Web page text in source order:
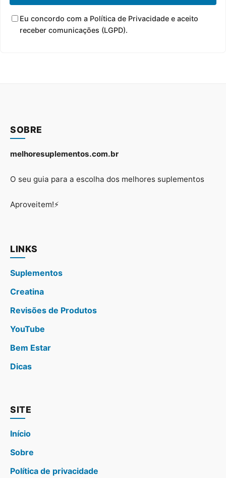
Eu concordo com a Política de Privacidade e aceito
receber comunicações (LGPD).
SOBRE
melhoresuplementos.com.br
O seu guia para a escolha dos melhores suplementos
Aproveitem!⚡
LINKS
Suplementos
Creatina
Revisões de Produtos
YouTube
Bem Estar
Dicas
SITE
Início
Sobre
Política de privacidade